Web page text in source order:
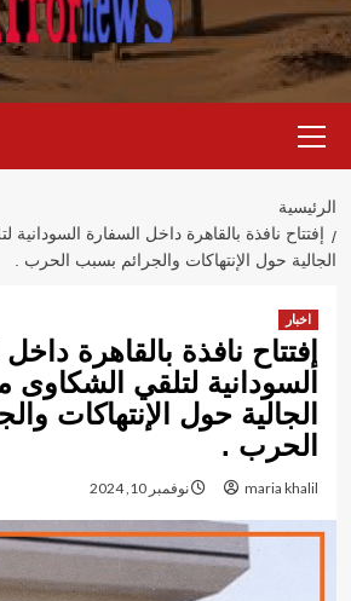
الرئيسية
الرئيسية
إفتتاح نافذة بالقاهرة داخل السفارة
الجالية حول الإنتهاكات والجرائم بسبب الحرب .
اخبار
إفتتاح نافذة بالقاهرة
السودانية لتلقي الشكاوى
الجالية حول الإنتهاكات
الحرب .
maria khalil نوفمبر 10, 2024